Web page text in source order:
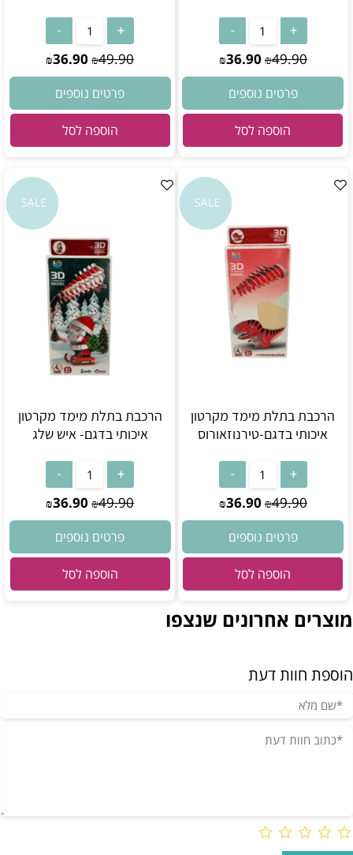
₪49.90
₪36.90
פרטים נוספים
הוספה לסל
₪49.90
₪36.90
פרטים נוספים
הוספה לסל
הרכבת בתלת מימד מקרטון
איכותי בדגם-טירנוזאורוס
₪49.90
₪36.90
פרטים נוספים
הוספה לסל
הרכבת בתלת מימד מקרטון
איכותי בדגם- איש שלג
₪49.90
₪36.90
פרטים נוספים
הוספה לסל
מוצרים אחרונים שנצפו
הוספת חוות דעת